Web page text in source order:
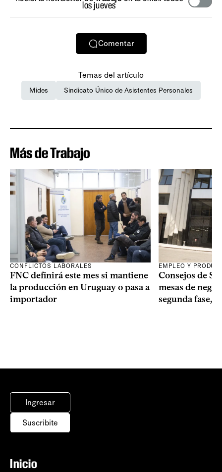
los jueves
Comentar
Temas del artículo
Mides Sindicato Único de Asistentes Personales
Más de Trabajo
CONFLICTOS LABORALES
FNC definirá este mes si mantiene
la producción en Uruguay o pasa a
importador
EMPLEO Y
Consejos de
mesas de
segunda fase,
Ingresar
Suscribite
Inicio